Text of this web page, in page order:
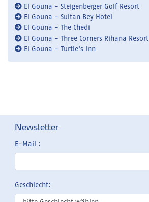
El Gouna - Steigenberger Golf Resort
El Gouna - Sultan Bey Hotel
El Gouna - The Chedi
El Gouna - Three Corners Rihana Resort
El Gouna - Turtle's Inn
Newsletter
E-Mail :
Geschlecht: